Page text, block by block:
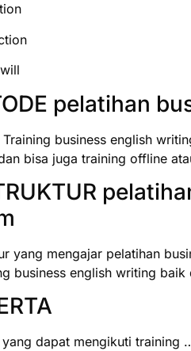
pelatihan
business english
bisa juga training offline
yang mengajar pelatihan
business english writing
yang dapat mengikuti training